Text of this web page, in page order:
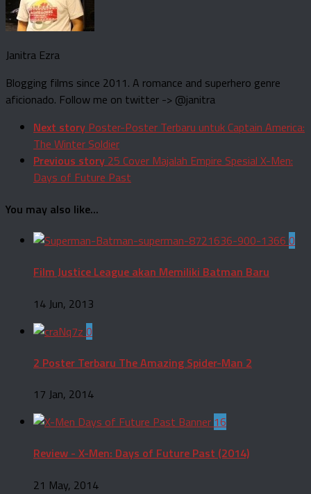
Janitra Ezra
Blogging films since 2011. A romance and superhero genre
aficionado. Follow me on twitter -> @janitra
Next story Poster-Poster Terbaru untuk Captain America:
The Winter Soldier
Previous story 25 Cover Majalah Empire Spesial X-Men:
Days of Future Past
You may also like...
0
Film Justice League akan Memiliki Batman Baru
14 Jun, 2013
0
2 Poster Terbaru The Amazing Spider-Man 2
17 Jan, 2014
16
Review - X-Men: Days of Future Past (2014)
21 May, 2014